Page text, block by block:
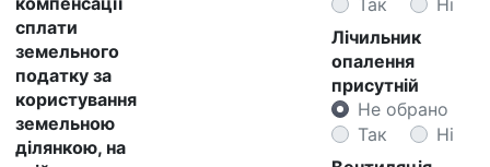
сплати
земельного
податку за
користування
земельною
ділянкою, на
Лічильник
опалення
присутній
Не обрано
Так
Ні